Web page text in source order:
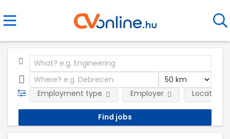
Employment type Employer Location